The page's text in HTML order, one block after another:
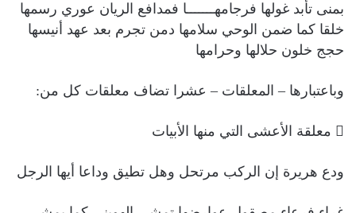
بمنى تأبد غولها فرجامهـــــــا فمدافع الريان عوري رسمها
خلقا كما ضمن الوحي سلامها دمن تجرم بعد عهد أنيسها
حجج خلون حلالها وحرامها
وباعتبارها – المعلقات – عشرا تضاف معلقات كل من:
 معلقة الأعشى التي منها الأبيات
ودع هريرة إن الركب مرتحل وهل تطيق وداعا أيها الرجل